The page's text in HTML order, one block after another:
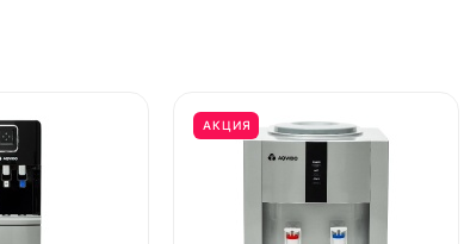
АКЦИЯ